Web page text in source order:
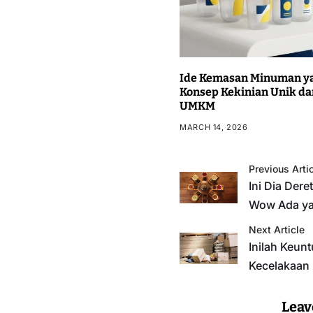
Ide Kemasan Minuman
Konsep Kekinian Unik
UMKM
MARCH 14, 2026
Previous
Ini Dia
Wow Ada
Next Article
Inilah
Kecelakaan